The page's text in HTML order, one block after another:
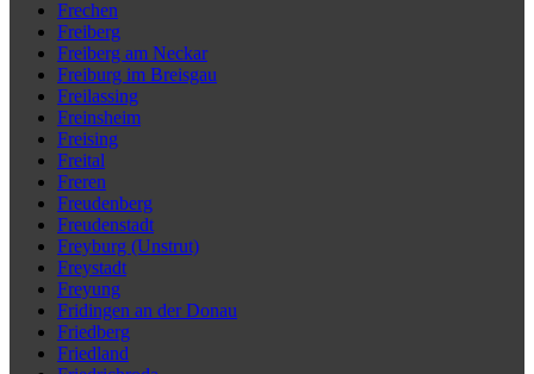
Frechen
Freiberg
Freiberg am Neckar
Freiburg im Breisgau
Freilassing
Freinsheim
Freising
Freital
Freren
Freudenberg
Freudenstadt
Freyburg (Unstrut)
Freystadt
Freyung
Fridingen an der Donau
Friedberg
Friedland